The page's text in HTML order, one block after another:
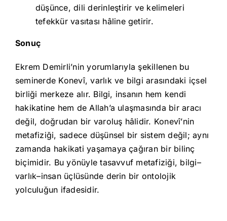
düşünce, dili derinleştirir ve kelimeleri
tefekkür vasıtası hâline getirir.
Sonuç
Ekrem Demirli’nin yorumlarıyla şekillenen bu
seminerde Konevî, varlık ve bilgi arasındaki içsel
birliği merkeze alır. Bilgi, insanın hem kendi
hakikatine hem de Allah’a ulaşmasında bir aracı
değil, doğrudan bir varoluş hâlidir. Konevî’nin
metafiziği, sadece düşünsel bir sistem değil; aynı
zamanda hakikati yaşamaya çağıran bir bilinç
biçimidir. Bu yönüyle tasavvuf metafiziği, bilgi–
varlık–insan üçlüsünde derin bir ontolojik
yolculuğun ifadesidir.